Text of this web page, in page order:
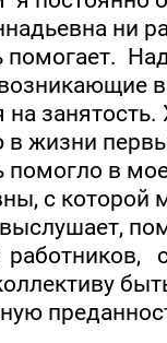
ни
помогает.
на
в жизни
помогло в
с